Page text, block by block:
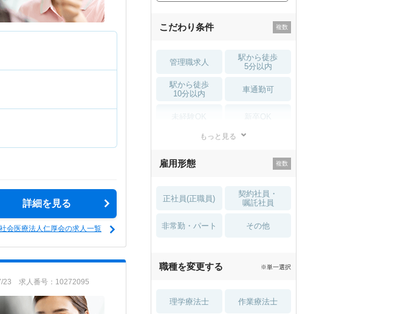
詳細を見る
社会医療法人仁厚会の求人一覧
23 求人番号：10272095
こだわり条件
管理職求人
駅から徒歩
5分以内
駅から徒歩
10分以内
車通勤可
住宅手当・補助
土日祝休 無資格 OK
積極採用中 WEB面接OK
もっと見る
雇用形態
正社員(正職員)
契約社員・
嘱託社員
非常勤・パート その他
職種を変更する ※単一選択
理学療法士 作業療法士